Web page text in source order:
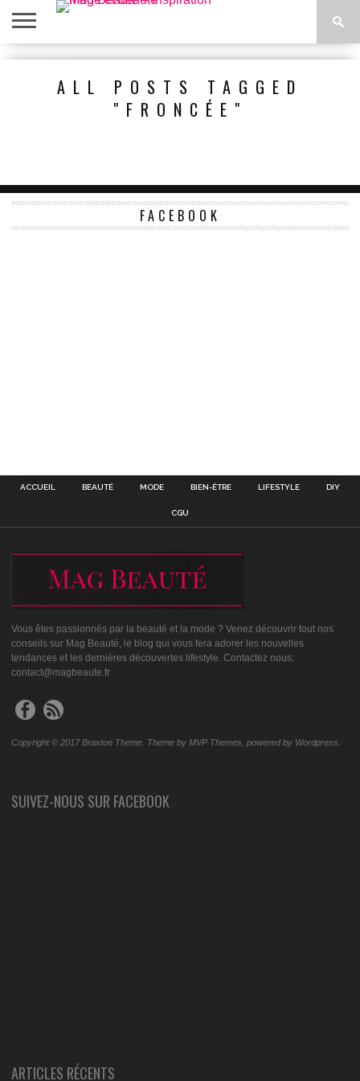
ACCUEIL
ALL POSTS TAGGED
"FRONCÉE"
FACEBOOK
ACCUEIL BEAUTÉ MODE BIEN-ÊTRE LIFESTYLE DIY
CGU
Vous êtes passionnés par la beauté et la mode ? Venez découvrir tout nos
conseils sur Mag Beauté, le blog qui vous fera adorer les nouvelles
tendances et les dernières découvertes lifestyle. Contactez nous:
contact@magbeaute.fr
Copyright © 2017 Braxton Theme. Theme by MVP Themes, powered by Wordpress.
SUIVEZ-NOUS SUR FACEBOOK
ARTICLES RÉCENTS